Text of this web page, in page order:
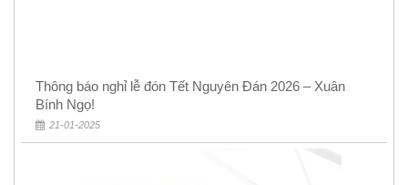
Thông báo nghỉ lễ đón Tết Nguyên Đán 2026 – Xuân
Bính Ngọ!
21-01-2025